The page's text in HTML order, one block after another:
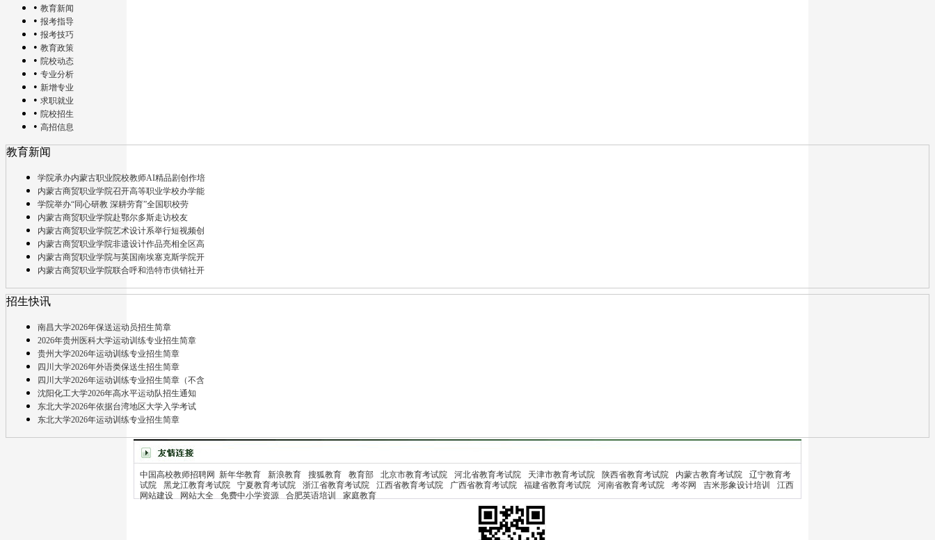
• 教育新闻
• 报考指导
• 报考技巧
• 教育政策
• 院校动态
• 专业分析
• 新增专业
• 求职就业
• 院校招生
• 高招信息
教育新闻
学院承办内蒙古职业院校教师AI精品剧创作培
内蒙古商贸职业学院召开高等职业学校办学能
学院举办“同心研教 深耕劳育”全国职校劳
内蒙古商贸职业学院赴鄂尔多斯走访校友
内蒙古商贸职业学院艺术设计系举行短视频创
内蒙古商贸职业学院非遗设计作品亮相全区高
内蒙古商贸职业学院与英国南埃塞克斯学院开
内蒙古商贸职业学院联合呼和浩特市供销社开
招生快讯
南昌大学2026年保送运动员招生简章
2026年贵州医科大学运动训练专业招生简章
贵州大学2026年运动训练专业招生简章
四川大学2026年外语类保送生招生简章
四川大学2026年运动训练专业招生简章（不含
沈阳化工大学2026年高水平运动队招生通知
东北大学2026年依据台湾地区大学入学考试
东北大学2026年运动训练专业招生简章
中国高校教师招聘网 新年华教育 新浪教育 搜狐教育 教育部 北京市教育考试院 河北省教育考试院 天津市教育考试院 陕西省教育考试院 内蒙古教育考试院
辽宁教育考
试院
黑龙江教育考试院 宁夏教育考试院 浙江省教育考试院 江西省教育考试院 广西省教育考试院 福建省教育考试院 河南省教育考试院 考岑网 吉米形象设计培训
江西
网站建设
网站大全 免费中小学资源 合肥英语培训 家庭教育